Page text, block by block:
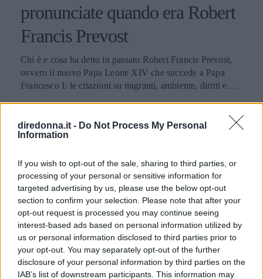
diredonna.it - Do Not Process My Personal
Information
If you wish to opt-out of the sale, sharing to third parties, or
processing of your personal or sensitive information for
targeted advertising by us, please use the below opt-out
section to confirm your selection. Please note that after your
opt-out request is processed you may continue seeing
interest-based ads based on personal information utilized by
us or personal information disclosed to third parties prior to
your opt-out. You may separately opt-out of the further
disclosure of your personal information by third parties on the
IAB’s list of downstream participants. This information may
pronunciate quando era Robert
Francis Prevost
Chi è e cosa ha detto in passato Robert Francis Prevost,
ovvero il nuovo Papa Leone XIV che succede a Papa
Francesco I: le citazioni su migranti, ambiente, diritti e